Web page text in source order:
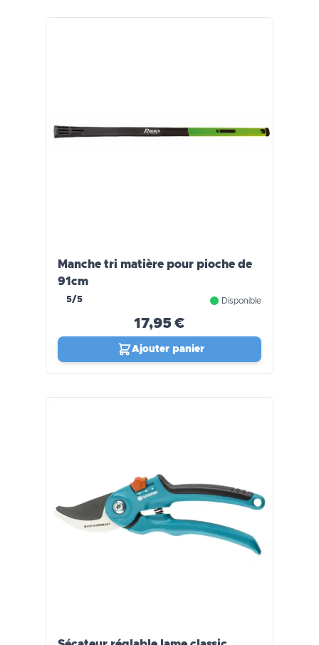
Manche tri matière pour pioche de
91cm
5/5 Disponible
17,95 €
Ajouter panier